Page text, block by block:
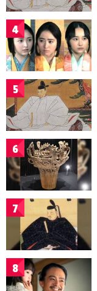
4
5
6
7
8